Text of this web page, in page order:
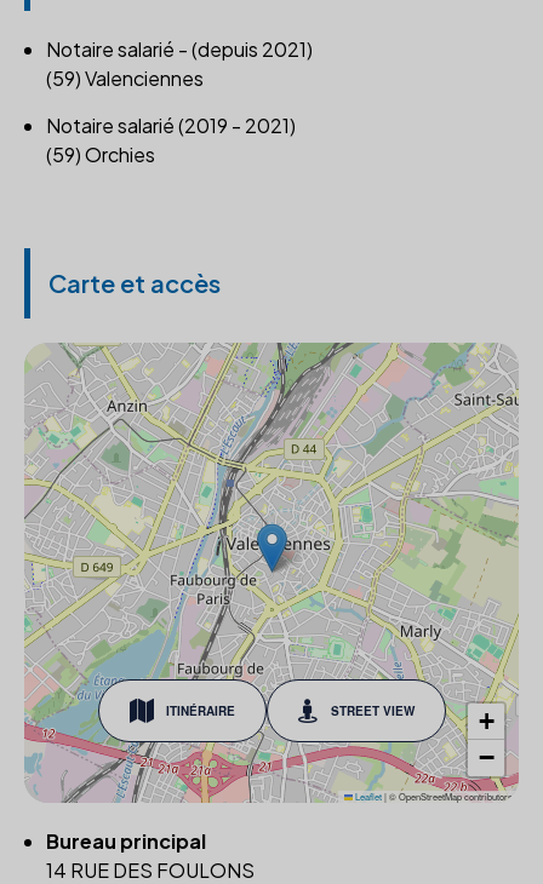
Notaire salarié - (depuis 2021)
(59) Valenciennes
Notaire salarié (2019 - 2021)
(59) Orchies
Carte et accès
ITINÉRAIRE STREET VIEW
+
−
Leaflet|© OpenStreetMap contributors
Bureau principal
14 RUE DES FOULONS